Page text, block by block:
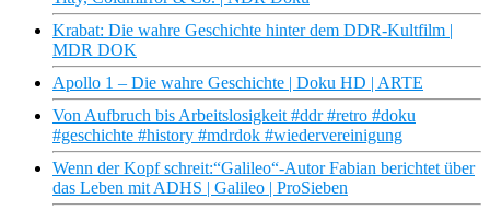
Krabat: Die wahre Geschichte hinter dem DDR-Kultfilm |
MDR DOK
Apollo 1 – Die wahre Geschichte | Doku HD | ARTE
Von Aufbruch bis Arbeitslosigkeit #ddr #retro #doku
#geschichte #history #mdrdok #wiedervereinigung
Wenn der Kopf schreit:“Galileo“-Autor Fabian berichtet über
das Leben mit ADHS | Galileo | ProSieben